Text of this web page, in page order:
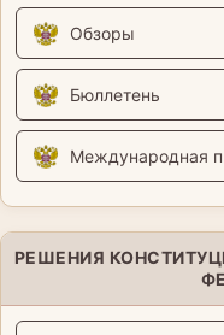
Обзоры
Бюллетень
Международная
РЕШЕНИЯ